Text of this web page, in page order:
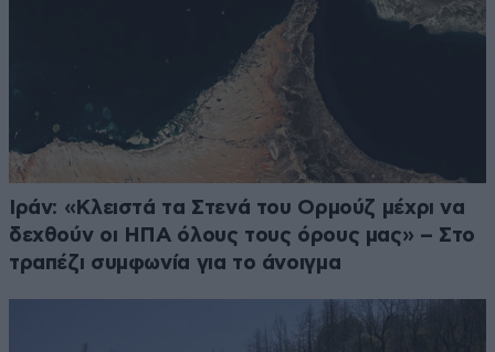
Ιράν: «Κλειστά τα Στενά του Ορμούζ μέχρι να
δεχθούν οι ΗΠΑ όλους τους όρους μας» – Στο
τραπέζι συμφωνία για το άνοιγμα